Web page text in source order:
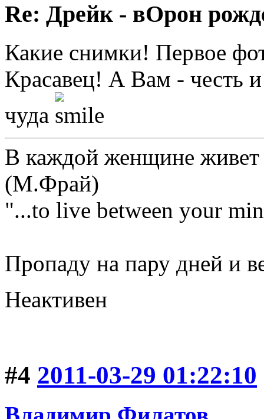
Re: Дрейк - вОрон
Какие снимки! Первое
Красавец! А Вам - честь и
чуда
В каждой женщине
(М.Фрай)
"...to live between your
Пропаду на пару дней и
Неактивен
#4 2011-03-29 01:22:10